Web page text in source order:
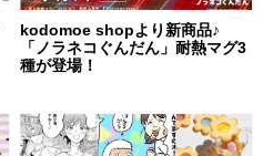
kodomoe shopより新商品♪
「ノラネコぐんだん」耐熱マグ3
種が登場！